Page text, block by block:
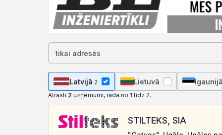
Latvijā 2 Lietuvā
Atrasti 2 uzņēmumi, rāda no 1 līdz 2.
STILTEKS, SIA